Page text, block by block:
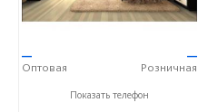
—
Оптовая
—
Розничная
+7 (4752) 56-53-36
Показать телефон